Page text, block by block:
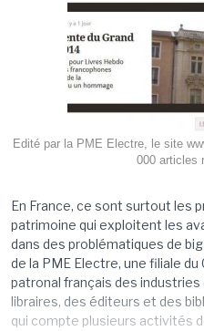
Edité par la PME Electre, le site
000 articles
En France, ce sont surtout les
patrimoine qui exploitent les
dans des problématiques de
de la PME Electre, une filiale
patronal français des
libraires, des éditeurs et des
qui compte plusieurs activités